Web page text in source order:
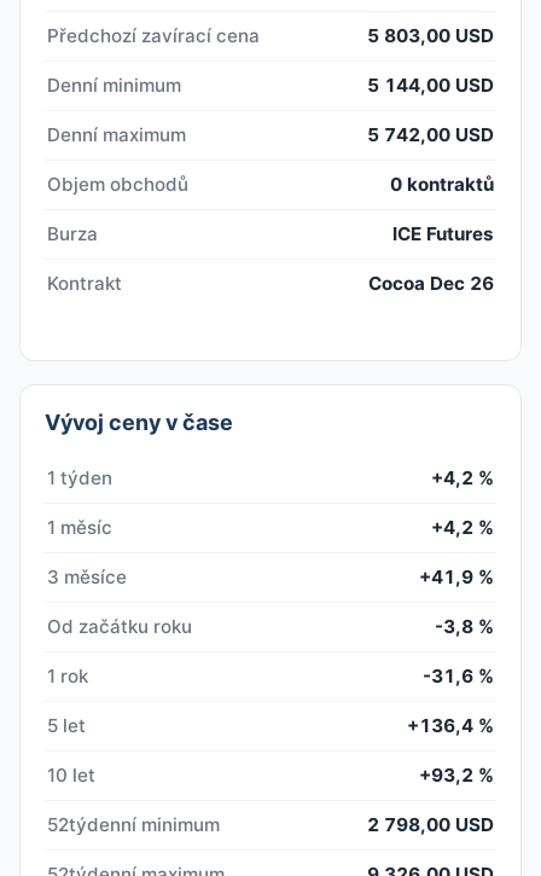
Předchozí zavírací cena 5 803,00 USD
Denní minimum 5 144,00 USD
Denní maximum 5 742,00 USD
Objem obchodů 0 kontraktů
Burza ICE Futures
Kontrakt Cocoa Dec 26
Vývoj ceny v čase
1 týden +4,2 %
1 měsíc +4,2 %
3 měsíce +41,9 %
Od začátku roku -3,8 %
1 rok -31,6 %
5 let +136,4 %
10 let +93,2 %
52týdenní minimum 2 798,00 USD